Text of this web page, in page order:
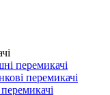
перемикачі
перемикачі